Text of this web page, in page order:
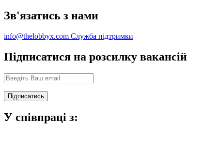
Зв'язатись з нами
info@thelobbyx.com Служба підтримки
Підписатися на розсилку вакансій
У співпраці з: